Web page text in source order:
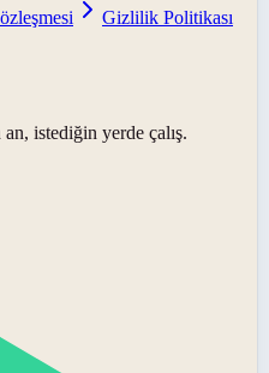
Gizlilik Politikası
istediğin yerde çalış.